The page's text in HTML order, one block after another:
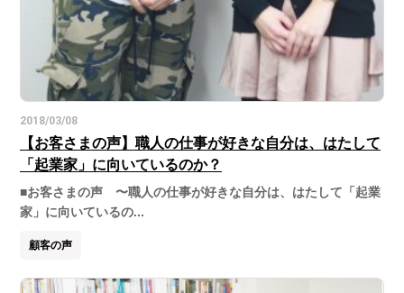
2018/03/08
【お客さまの声】職人の仕事が好きな自分は、はたして
「起業家」に向いているのか？
■お客さまの声 〜職人の仕事が好きな自分は、はたして「起業
家」に向いているの...
顧客の声